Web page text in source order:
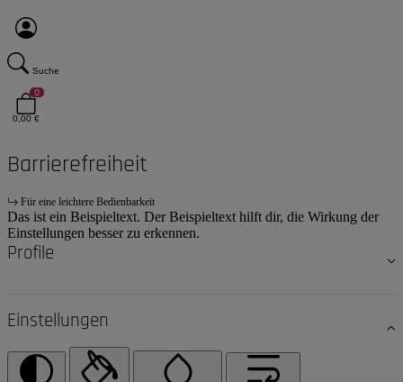
Suche
0
0,00 €
Barrierefreiheit
Für eine leichtere Bedienbarkeit
Das ist ein Beispieltext. Der Beispieltext hilft dir, die Wirkung der
Einstellungen besser zu erkennen.
Profile
Einstellungen